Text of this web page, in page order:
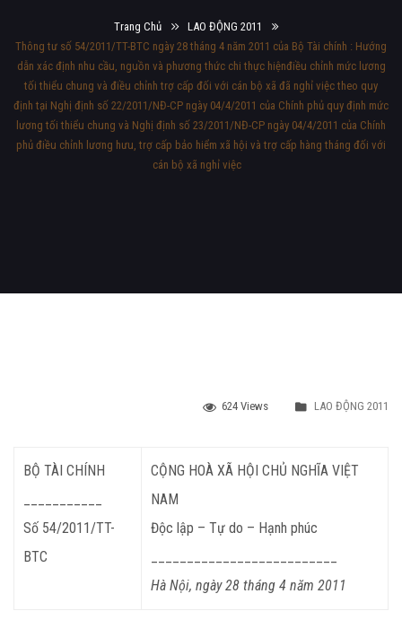
Trang Chủ
LAO ĐỘNG 2011
Thông tư số 54/2011/TT-BTC ngày 28 tháng 4 năm 2011 của Bộ Tài chính : Hướng
dẫn xác định nhu cầu, nguồn và phương thức chi thực hiệnđiều chỉnh mức lương
tối thiểu chung và điều chỉnh trợ cấp đối với cán bộ xã đã nghỉ việc theo quy
định tại Nghị định số 22/2011/NĐ-CP ngày 04/4/2011 của Chính phủ quy định mức
lương tối thiểu chung và Nghị định số 23/2011/NĐ-CP ngày 04/4/2011 của Chính
phủ điều chỉnh lương hưu, trợ cấp bảo hiểm xã hội và trợ cấp hàng tháng đối với
cán bộ xã nghỉ việc
624 Views LAO ĐỘNG 2011
BỘ TÀI CHÍNH
Số 54/2011/TT-
BTC
CỘNG HOÀ XÃ HỘI CHỦ NGHĨA VIỆT
NAM
Độc lập – Tự do – Hạnh phúc
Hà Nội, ngày 28 tháng 4 năm 2011